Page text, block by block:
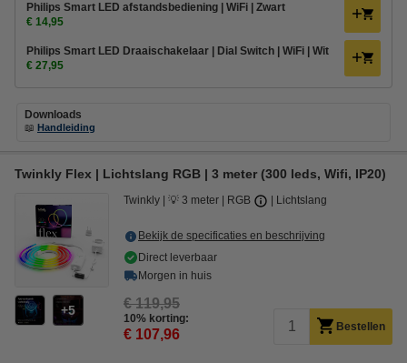
Philips Smart LED afstandsbediening | WiFi | Zwart
€ 14,95
Philips Smart LED Draaischakelaar | Dial Switch | WiFi | Wit
€ 27,95
Downloads
📖 Handleiding
Twinkly Flex | Lichtslang RGB | 3 meter (300 leds, Wifi, IP20)
5
Twinkly 💡 3 meter RGB Lichtslang
Bekijk de specificaties en beschrijving
Direct leverbaar
Morgen in huis
€ 119,95
10% korting:
€ 107,96 Bestellen